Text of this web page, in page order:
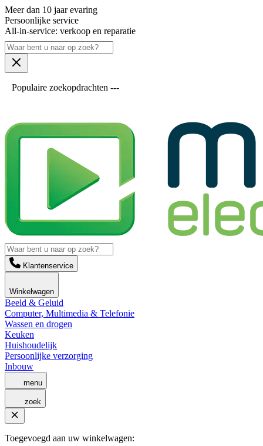
Meer dan 10 jaar evaring
Persoonlijke service
All-in-service: verkoop en reparatie
Populaire zoekopdrachten ---
Klantenservice
Winkelwagen
Beeld & Geluid
Computer, Multimedia & Telefonie
Wassen en drogen
Keuken
Huishoudelijk
Persoonlijke verzorging
Inbouw
menu
zoek
Toegevoegd aan uw winkelwagen: